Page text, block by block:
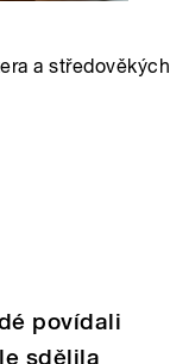
a středověkých
povídali
sdělila